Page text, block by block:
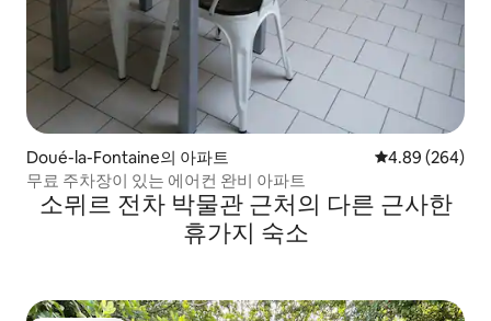
Doué-la-Fontaine의 아파트 평점 4.89점(5
4.89 (264)
무료 주차장이 있는 에어컨 완비 아파트
소뮈르 전차 박물관 근처의 다른 근사한
휴가지 숙소